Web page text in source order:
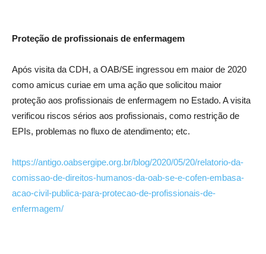
Proteção de profissionais de enfermagem
Após visita da CDH, a OAB/SE ingressou em maior de 2020
como amicus curiae em uma ação que solicitou maior
proteção aos profissionais de enfermagem no Estado. A visita
verificou riscos sérios aos profissionais, como restrição de
EPIs, problemas no fluxo de atendimento; etc.
https://antigo.oabsergipe.org.br/blog/2020/05/20/relatorio-da-
comissao-de-direitos-humanos-da-oab-se-e-cofen-embasa-
acao-civil-publica-para-protecao-de-profissionais-de-
enfermagem/